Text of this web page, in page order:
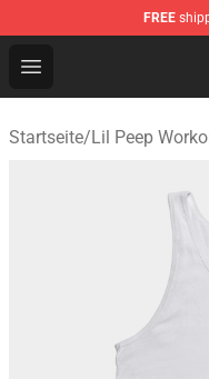
FREE
Open menu
Lil Peep Store -
Startseite/Lil Peep